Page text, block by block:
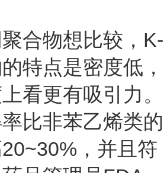
合物想比较，K-
特点是密度低，
看更有吸引力。
比非苯乙烯类的
，并且符